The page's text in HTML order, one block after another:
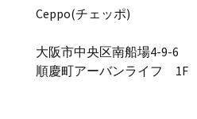
Ceppo(チェッポ)
大阪市中央区南船場4-9-6
順慶町アーバンライフ 1F